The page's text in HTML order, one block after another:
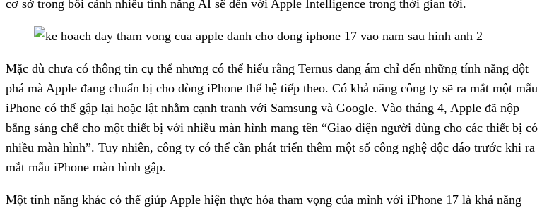
cơ sở trong bối cảnh nhiều tính năng AI sẽ đến với Apple Intelligence trong thời gian tới.
Mặc dù chưa có thông tin cụ thể nhưng có thể hiểu rằng Ternus đang ám chỉ đến những tính năng đột
phá mà Apple đang chuẩn bị cho dòng iPhone thế hệ tiếp theo. Có khả năng công ty sẽ ra mắt một mẫu
iPhone có thể gập lại hoặc lật nhằm cạnh tranh với Samsung và Google. Vào tháng 4, Apple đã nộp
bằng sáng chế cho một thiết bị với nhiều màn hình mang tên “Giao diện người dùng cho các thiết bị có
nhiều màn hình”. Tuy nhiên, công ty có thể cần phát triển thêm một số công nghệ độc đáo trước khi ra
mắt mẫu iPhone màn hình gập.
Một tính năng khác có thể giúp Apple hiện thực hóa tham vọng của mình với iPhone 17 là khả năng